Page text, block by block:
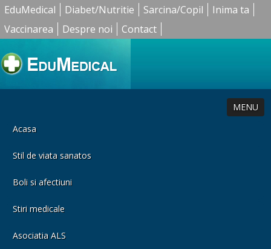
EduMedical Diabet/Nutritie Sarcina/Copil
Inima ta
Vaccinarea
Despre noi Contact
MENU
Acasa
Stil de viata sanatos
Boli si afectiuni
Stiri medicale
Asociatia ALS